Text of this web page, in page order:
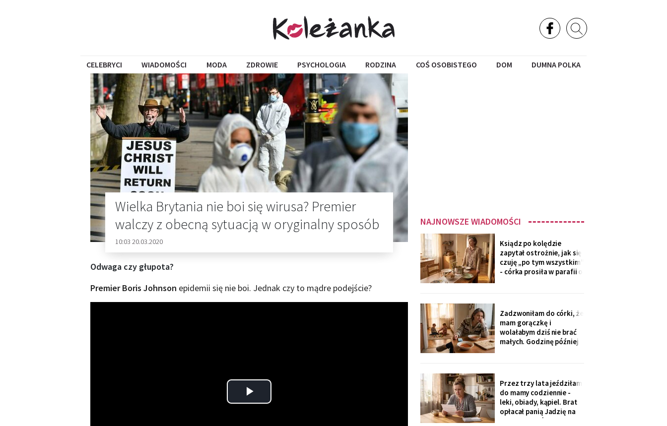
CELEBRYCI WIADOMOŚCI MODA ZDROWIE PSYCHOLOGIA RODZINA COŚ OSOBISTEGO DOM DUMNA POLKA
Wielka Brytania nie boi się wirusa? Premier
walczy z obecną sytuacją w oryginalny sposób
10:03 20.03.2020
Odwaga czy głupota?
Premier Boris Johnson epidemii się nie boi. Jednak czy to mądre podejście?
Play
NAJNOWSZE WIADOMOŚCI
Ksiądz po kolędzie
zapytał ostrożnie, jak się
czuję „po tym wszystkim"
- córka prosiła w parafii o
ja co niedzielę czekam z
obiadem. Ostatni raz
przyszli we wrześniu.
Zadzwoniłam do córki, że
mam gorączkę i
wolałabym dziś nie brać
małych. Godzinę później
przyszedł SMS: „Podasz
im obiad? Wrócimy
głodni".
Przez trzy lata jeździłam
do mamy codziennie -
leki, obiady, kąpiel. Brat
opłacał panią Jadzię na
kilka poranków w